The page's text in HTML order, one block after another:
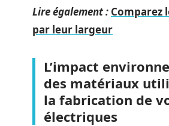
Lire également : Comparez
par leur largeur
L’impact
des matériaux
la fabrication de
électriques